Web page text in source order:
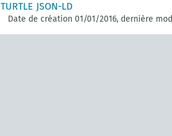
TURTLE JSON-LD
Date de création 01/01/2016, dernière